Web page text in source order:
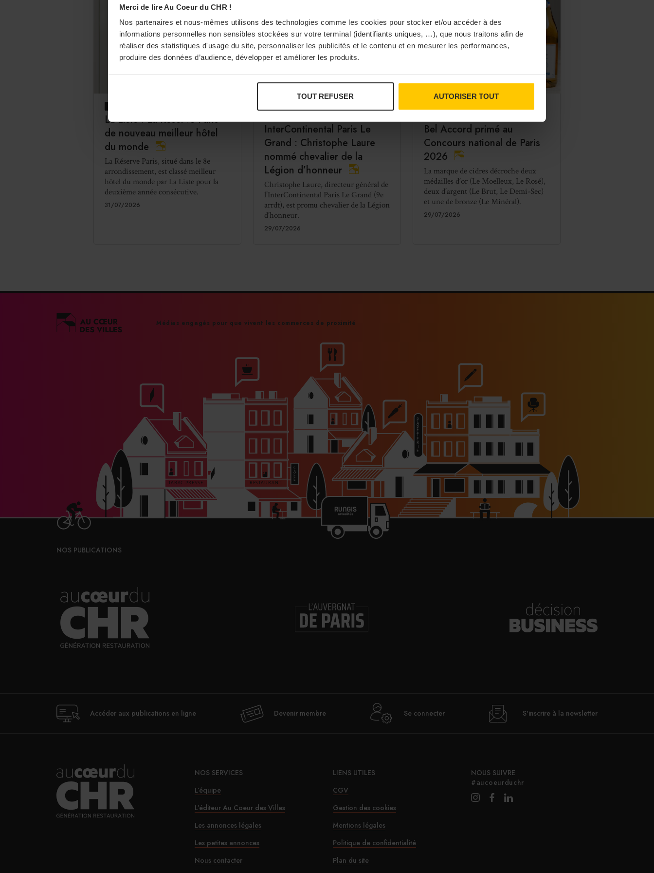
Merci de lire Au Coeur du CHR !
Nos partenaires et nous-mêmes utilisons des technologies comme les cookies pour stocker et/ou accéder à des
informations personnelles non sensibles stockées sur votre terminal (identifiants uniques, …), que nous traitons afin de
réaliser des statistiques d'usage du site, personnaliser les publicités et le contenu et en mesurer les performances,
produire des données d’audience, développer et améliorer les produits.
TOUT REFUSER AUTORISER TOUT
La Liste : La Réserve Paris
de nouveau meilleur hôtel
du monde
La Réserve Paris, situé dans le 8e
arrondissement, est classé meilleur
hôtel du monde par La Liste pour la
deuxième année consécutive.
31/07/2026
InterContinental Paris Le
Grand : Christophe Laure
nommé chevalier de la
Légion d’honneur
Christophe Laure, directeur général de
l’InterContinental Paris Le Grand (9e
arrdt), est promu chevalier de la Légion
d’honneur.
29/07/2026
Bel Accord primé au
Concours national de Paris
2026
La marque de cidres décroche deux
médailles d’or (Le Moelleux, Le Rosé),
deux d’argent (Le Brut, Le Demi-Sec)
et une de bronze (Le Minéral).
29/07/2026
Médias engagés pour que vivent les commerces de proximité
NOS PUBLICATIONS
Accéder aux publications en ligne Devenir membre Se connecter S'inscrire à la newsletter
NOS SERVICES
L’équipe
L’éditeur Au Coeur des Villes
Les annonces légales
Les petites annonces
Nous contacter
LIENS UTILES
CGV
Gestion des cookies
Mentions légales
Politique de confidentialité
Plan du site
NOUS SUIVRE
#aucoeurduchr